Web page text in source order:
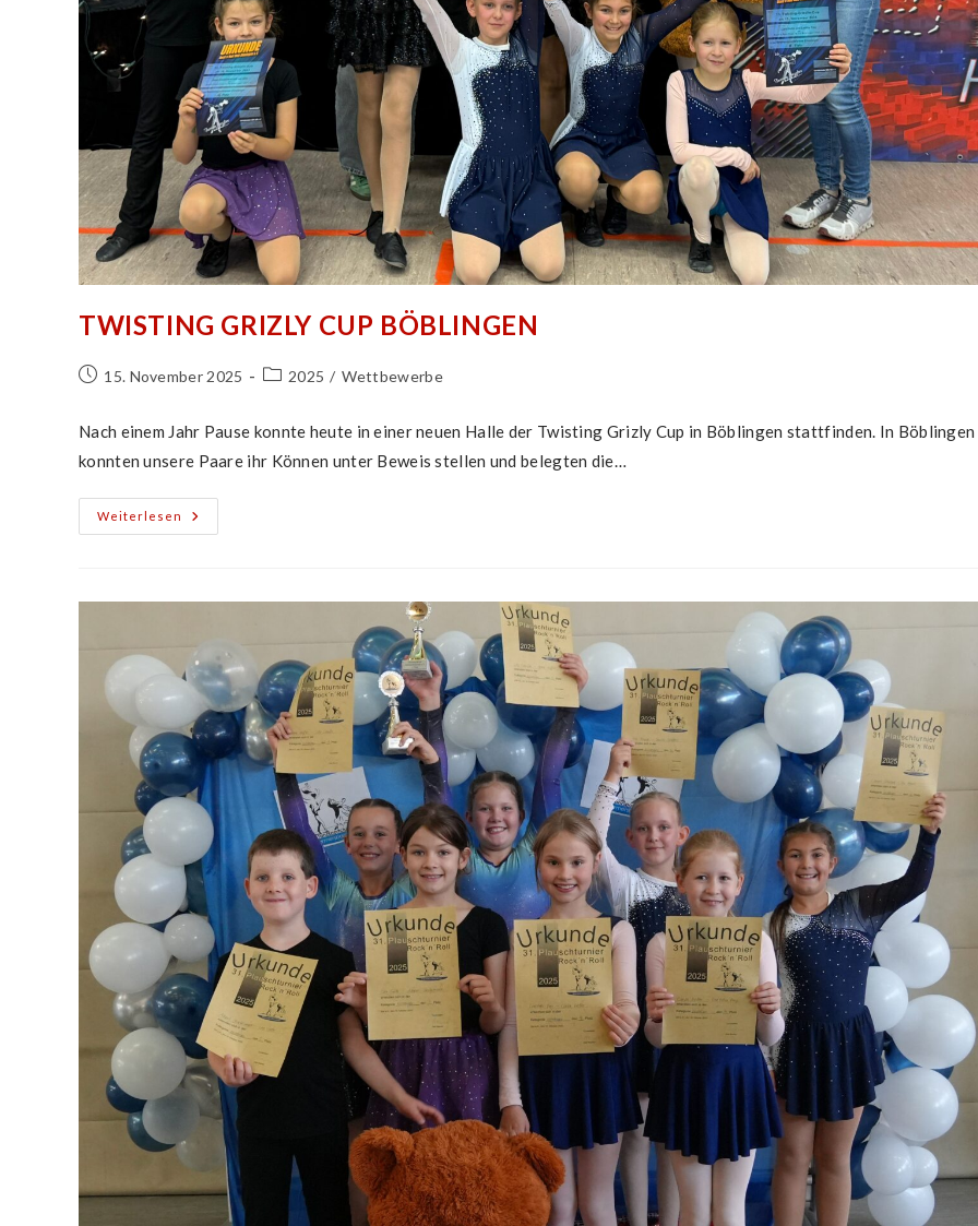
TWISTING GRIZLY CUP BÖBLINGEN
Beitrag15. November 2025
Beitrags-
2025 / Wettbewerbe
Nach einem Jahr Pause konnte heute in einer neuen Halle der Twisting Grizly Cup in Böblingen stattfinden. In Böblingen
konnten unsere Paare ihr Können unter Beweis stellen und belegten die…
Weiterlesen
Twisting
Grizly